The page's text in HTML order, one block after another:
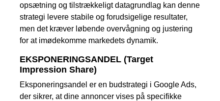
opsætning og tilstrækkeligt datagrundlag kan denne
strategi levere stabile og forudsigelige resultater,
men det kræver løbende overvågning og justering
for at imødekomme markedets dynamik.
EKSPONERINGSANDEL (Target
Impression Share)
Eksponeringsandel er en budstrategi i Google Ads,
der sikrer, at dine annoncer vises på specifikke